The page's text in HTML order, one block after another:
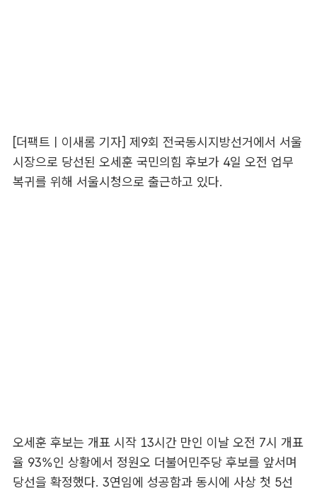
[더팩트ㅣ이새롬 기자] 제9회 전국동시지방선거에서 서울
시장으로 당선된 오세훈 국민의힘 후보가 4일 오전 업무
복귀를 위해 서울시청으로 출근하고 있다.
오세훈 후보는 개표 시작 13시간 만인 이날 오전 7시 개표
율 93%인 상황에서 정원오 더불어민주당 후보를 앞서며
당선을 확정했다. 3연임에 성공함과 동시에 사상 첫 5선